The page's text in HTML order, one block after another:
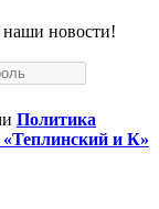
наши новости!
Политика
«Теплинский и К»